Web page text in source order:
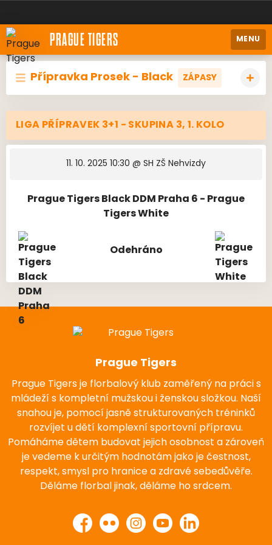
PRAGUE TIGERS MENU
Přípravka Prosek - Black ZÁPASY
LIGA PŘÍPRAVEK 3+1 - SKUPINA 3, 1. KOLO
11. 10. 2025 10:30 @ SH ZŠ Nehvizdy
Prague Tigers Black DDM Praha 6 - Prague
Tigers White
Odehráno
Prague Tigers
Prague Tigers je florbalový klub zaměřený na práci s
mládeží s kompletní mužskou i ženskou složkou. Naší
snahou je, pomocí jasně strukturovaných tréninků
rozvíjet u dětí komplexní sportovní přípravu.
Pomáháme dětem budovat jejich osobnost a zároveň
je vedeme k určitým hodnotám jako je čestnost,
respekt, smysl pro hranice a zdravé sebedůvěře.
Děláme florbal jinak, děláme ho srdcem.
Facebook
Flickr InstagramYouTubeLinkedIn